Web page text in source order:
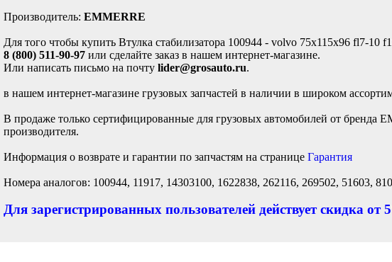
Производитель: EMMERRE
Для того чтобы купить Втулка стабилизатора 100944 - volvo 75x115x96 fl7-10
8 (800) 511-90-97 или сделайте заказ в нашем интернет-магазине.
Или написать письмо на почту lider@grosauto.ru.
в нашем интернет-магазине грузовых запчастей в наличии в широком
В продаже только сертифицированные для грузовых автомобилей от бренда
производителя.
Информация о возврате и гарантии по запчастям на странице Гарантия
Номера аналогов: 100944, 11917, 14303100, 1622838, 262116, 269502, 51603,
Для зарегистрированных пользователей действует скидка